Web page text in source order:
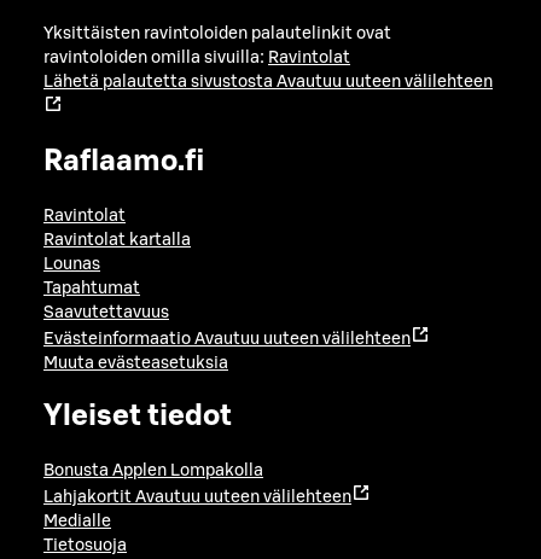
Yksittäisten ravintoloiden palautelinkit ovat
ravintoloiden omilla sivuilla: Ravintolat
Lähetä palautetta sivustosta Avautuu uuteen välilehteen
Raflaamo.fi
Ravintolat
Ravintolat kartalla
Lounas
Tapahtumat
Saavutettavuus
Evästeinformaatio Avautuu uuteen välilehteen
Muuta evästeasetuksia
Yleiset tiedot
Bonusta Applen Lompakolla
Lahjakortit Avautuu uuteen välilehteen
Medialle
Tietosuoja